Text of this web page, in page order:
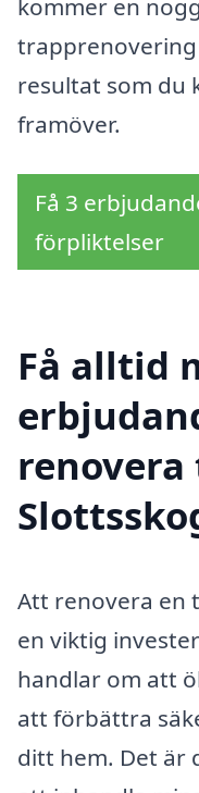
kommer en
resultat som du
framöver.
Få 3
förpliktelser
Få alltid
Att renovera en
en viktig
handlar om att
att förbättra
ditt hem. Det är